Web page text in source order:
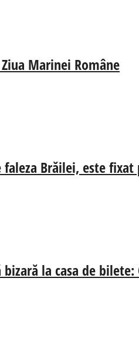
Marinei Române
faleza Brăilei, este
la casa de